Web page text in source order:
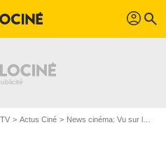
profil search
Actus Ciné News cinéma: Vu sur le web